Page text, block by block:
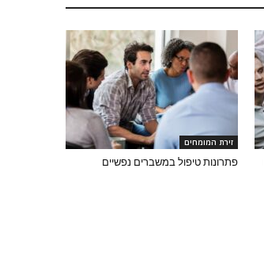
זירת המומחים
פתרונות טיפול במשברים נפשיים